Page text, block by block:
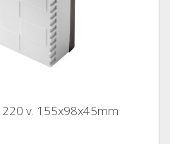
220 v. 155x98x45mm